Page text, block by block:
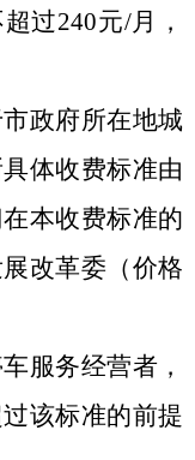
过240元/月，
政府所在地城
体收费标准由
本收费标准的
改革委（价格
服务经营者，
该标准的前提